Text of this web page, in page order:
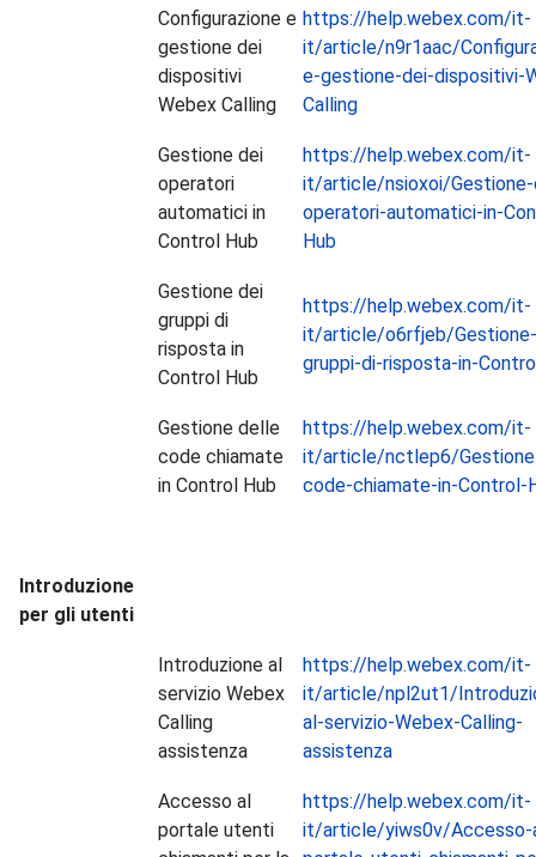
Configurazione e
gestione dei
dispositivi
Webex Calling
https://help.webex.com/it-
it/article/n9r1aac/
e-gestione-dei-dispositivi-
Calling
Gestione dei
operatori
automatici in
Control Hub
https://help.webex.com/it-
it/article/nsioxoi/
operatori-automatici-in-
Hub
Gestione dei
gruppi di
risposta in
Control Hub
https://help.webex.com/it-
it/article/o6rfjeb/
gruppi-di-risposta-in-
Gestione delle
code chiamate
in Control Hub
https://help.webex.com/it-
it/article/nctlep6/
code-chiamate-in-Control-
Introduzione
per gli utenti
Introduzione al
servizio Webex
Calling
assistenza
https://help.webex.com/it-
it/article/npl2ut1/
al-servizio-Webex-Calling-
assistenza
Accesso al
portale utenti
https://help.webex.com/it-
it/article/yiws0v/Accesso-